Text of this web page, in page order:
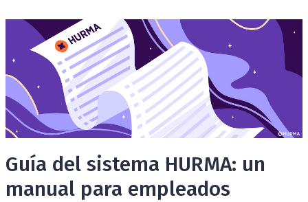
Guía del sistema HURMA: un
manual para empleados